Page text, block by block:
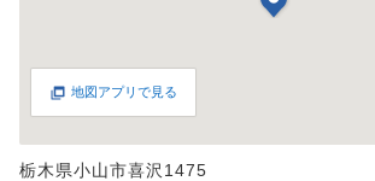
地図アプリで見る
栃木県小山市喜沢1475